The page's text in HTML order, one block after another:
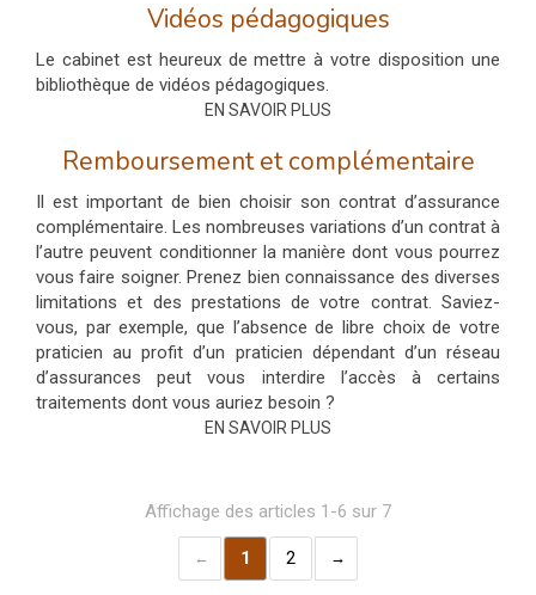
Vidéos pédagogiques
Le cabinet est heureux de mettre à votre disposition une
bibliothèque de vidéos pédagogiques.
EN SAVOIR PLUS
Remboursement et complémentaire
Il est important de bien choisir son contrat d’assurance
complémentaire. Les nombreuses variations d’un contrat à
l’autre peuvent conditionner la manière dont vous pourrez
vous faire soigner. Prenez bien connaissance des diverses
limitations et des prestations de votre contrat. Saviez-
vous, par exemple, que l’absence de libre choix de votre
praticien au profit d’un praticien dépendant d’un réseau
d’assurances peut vous interdire l’accès à certains
traitements dont vous auriez besoin ?
EN SAVOIR PLUS
Affichage des articles 1-6 sur 7
1 2